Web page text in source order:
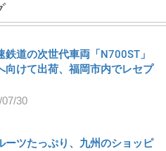
鉄道の次世代車両「N700ST」
向けて出荷、福岡市内でレセプ
30
ーツたっぷり、九州のショッピ